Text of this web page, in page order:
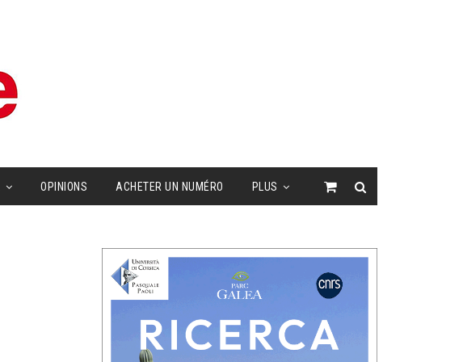
OPINIONS ACHETER UN NUMÉRO PLUS